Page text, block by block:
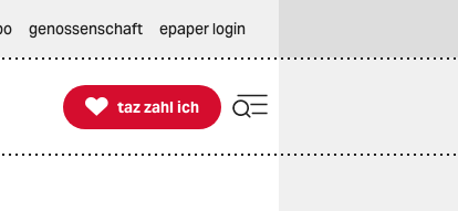
genossenschaft epaper login

taz zahl ich
taz zahl ich